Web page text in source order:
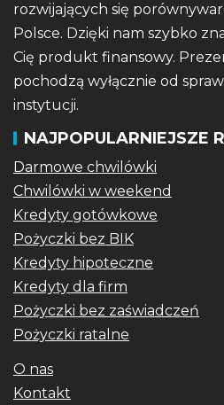
rozwijających się
Polsce. Dzięki nam szybko
Cię produkt finansowy.
pochodzą wyłącznie od
instytucji.
NAJPOPULARNIEJSZE
Darmowe chwilówki
Chwilówki w weekend
Kredyty gotówkowe
Pożyczki bez BIK
Kredyty hipoteczne
Kredyty dla firm
Pożyczki bez zaświadczeń
Pożyczki ratalne
O nas
Kontakt